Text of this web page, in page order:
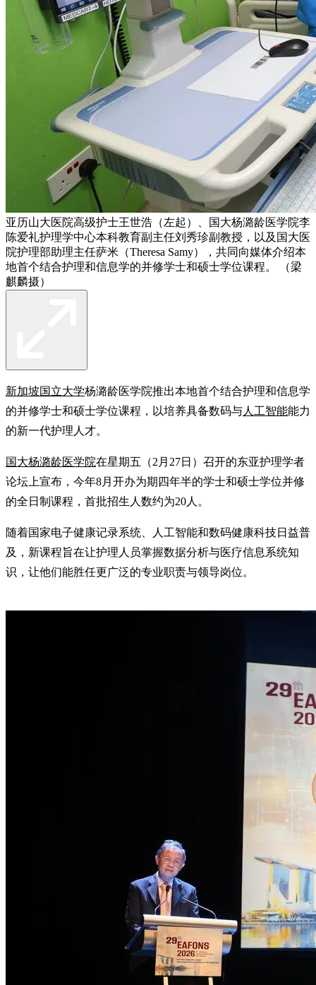
亚历山大医院高级护士王世浩（左起）、国大杨潞龄医学院李
陈爱礼护理学中心本科教育副主任刘秀珍副教授，以及国大医
院护理部助理主任萨米（Theresa Samy），共同向媒体介绍本
地首个结合护理和信息学的并修学士和硕士学位课程。 （梁
麒麟摄）
新加坡国立大学杨潞龄医学院推出本地首个结合护理和信息学
的并修学士和硕士学位课程，以培养具备数码与人工智能能力
的新一代护理人才。
国大杨潞龄医学院在星期五（2月27日）召开的东亚护理学者
论坛上宣布，今年8月开办为期四年半的学士和硕士学位并修
的全日制课程，首批招生人数约为20人。
随着国家电子健康记录系统、人工智能和数码健康科技日益普
及，新课程旨在让护理人员掌握数据分析与医疗信息系统知
识，让他们能胜任更广泛的专业职责与领导岗位。